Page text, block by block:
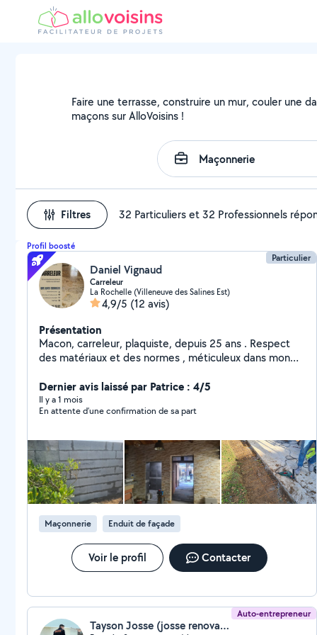
Faire une terrasse, construire un mur, couler une
maçons sur AlloVoisins !
Filtres 32 Particuliers et 32 Professionnels
Profil boosté
Particulier
Daniel Vignaud
Carreleur
La Rochelle (Villeneuve des Salines Est)
4,9/5 (12 avis)
Présentation
Macon, carreleur, plaquiste, depuis 25 ans . Respect
des matériaux et des normes , méticuleux dans mon
et grands travaux que ce soit dans le neuf ou la
rénovation dans le secteur du 17 , la rochelle et
charente maritime . Salle de bain, Cuisine, Terrasse,
Tommettes, Pierre naturelle, Travertin, Parquet
céramique,Ragréage
Dernier avis laissé par Patrice : 4/5
Il y a 1 mois
En attente d’une confirmation de sa part
Maçonnerie Enduit de façade
Voir le profil Contacter
Auto-entrepreneur
Tayson Josse (josse renovation)